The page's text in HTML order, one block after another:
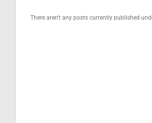
There aren't any posts currently published